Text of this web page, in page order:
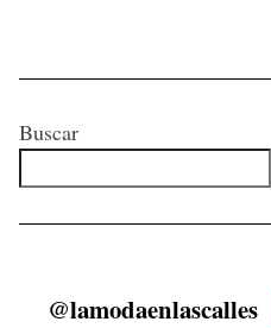
Buscar
@lamodaenlascalles